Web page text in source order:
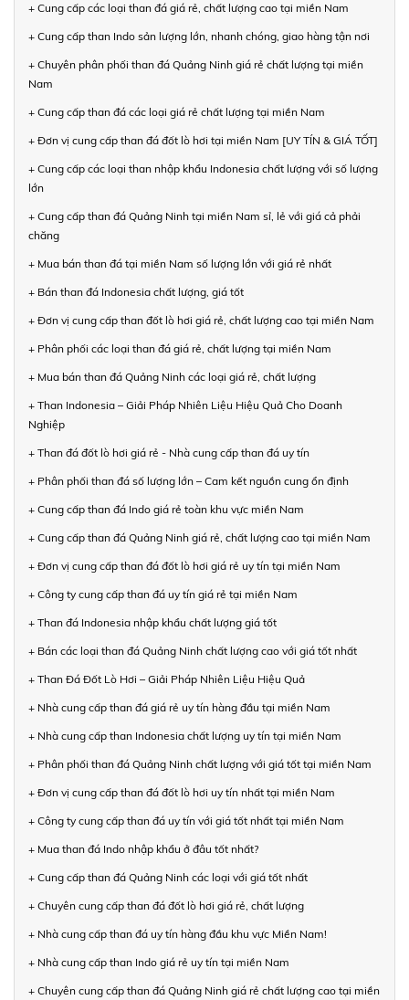
+ Cung cấp các loại than đá giá rẻ, chất lượng cao tại miền Nam
+ Cung cấp than Indo sản lượng lớn, nhanh chóng, giao hàng tận nơi
+ Chuyên phân phối than đá Quảng Ninh giá rẻ chất lượng tại miền
Nam
+ Cung cấp than đá các loại giá rẻ chất lượng tại miền Nam
+ Đơn vị cung cấp than đá đốt lò hơi tại miền Nam [UY TÍN & GIÁ TỐT]
+ Cung cấp các loại than nhập khẩu Indonesia chất lượng với số lượng
lớn
+ Cung cấp than đá Quảng Ninh tại miền Nam sỉ, lẻ với giá cả phải
chăng
+ Mua bán than đá tại miền Nam số lượng lớn với giá rẻ nhất
+ Bán than đá Indonesia chất lượng, giá tốt
+ Đơn vị cung cấp than đốt lò hơi giá rẻ, chất lượng cao tại miền Nam
+ Phân phối các loại than đá giá rẻ, chất lượng tại miền Nam
+ Mua bán than đá Quảng Ninh các loại giá rẻ, chất lượng
+ Than Indonesia – Giải Pháp Nhiên Liệu Hiệu Quả Cho Doanh
Nghiệp
+ Than đá đốt lò hơi giá rẻ - Nhà cung cấp than đá uy tín
+ Phân phối than đá số lượng lớn – Cam kết nguồn cung ổn định
+ Cung cấp than đá Indo giá rẻ toàn khu vực miền Nam
+ Cung cấp than đá Quảng Ninh giá rẻ, chất lượng cao tại miền Nam
+ Đơn vị cung cấp than đá đốt lò hơi giá rẻ uy tín tại miền Nam
+ Công ty cung cấp than đá uy tín giá rẻ tại miền Nam
+ Than đá Indonesia nhập khẩu chất lượng giá tốt
+ Bán các loại than đá Quảng Ninh chất lượng cao với giá tốt nhất
+ Than Đá Đốt Lò Hơi – Giải Pháp Nhiên Liệu Hiệu Quả
+ Nhà cung cấp than đá giá rẻ uy tín hàng đầu tại miền Nam
+ Nhà cung cấp than Indonesia chất lượng uy tín tại miền Nam
+ Phân phối than đá Quảng Ninh chất lượng với giá tốt tại miền Nam
+ Đơn vị cung cấp than đá đốt lò hơi uy tín nhất tại miền Nam
+ Công ty cung cấp than đá uy tín với giá tốt nhất tại miền Nam
+ Mua than đá Indo nhập khẩu ở đâu tốt nhất?
+ Cung cấp than đá Quảng Ninh các loại với giá tốt nhất
+ Chuyên cung cấp than đá đốt lò hơi giá rẻ, chất lượng
+ Nhà cung cấp than đá uy tín hàng đầu khu vực Miền Nam!
+ Nhà cung cấp than Indo giá rẻ uy tín tại miền Nam
+ Chuyên cung cấp than đá Quảng Ninh giá rẻ chất lượng cao tại miền